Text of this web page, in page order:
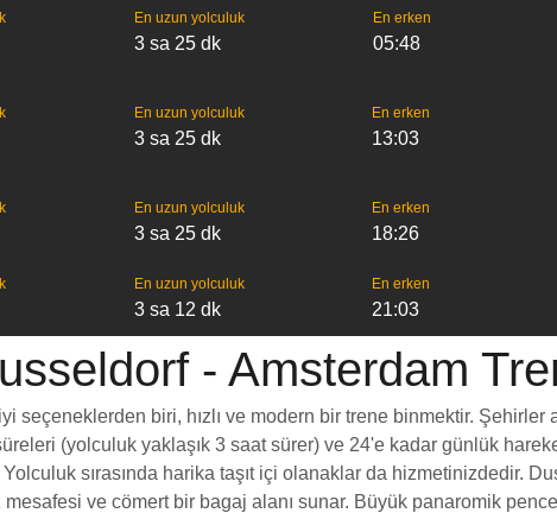
En uzun yolculuk
3 sa 25 dk
En erken
05:48
En uzun yolculuk
3 sa 25 dk
En erken
13:03
En uzun yolculuk
3 sa 25 dk
En erken
18:26
En uzun yolculuk
3 sa 12 dk
En erken
21:03
- Amsterdam
biri, hızlı ve modern bir trene binmektir. Şehirler
(yolculuk yaklaşık 3 saat sürer) ve 24'e kadar günlük
sırasında harika taşıt içi olanaklar da hizmetinizdedir.
mesafesi ve cömert bir bagaj alanı sunar. Büyük panaromik